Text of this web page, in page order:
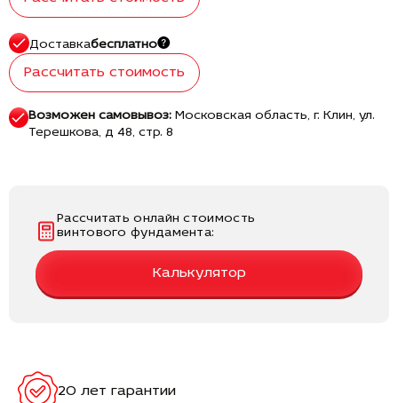
Доставкабесплатно
Рассчитать стоимость
Возможен самовывоз:Московская область, г. Клин, ул.
Терешкова, д 48, стр. 8
Рассчитать онлайн стоимость
винтового фундамента:
Калькулятор
20 лет гарантии